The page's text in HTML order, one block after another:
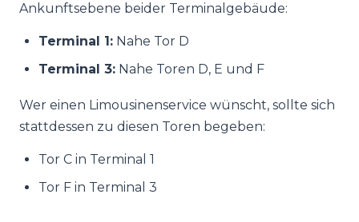
Ankunftsebene beider Terminalgebäude:
Terminal 1: Nahe Tor D
Terminal 3: Nahe Toren D, E und F
Wer einen Limousinenservice wünscht, sollte sich
stattdessen zu diesen Toren begeben:
Tor C in Terminal 1
Tor F in Terminal 3